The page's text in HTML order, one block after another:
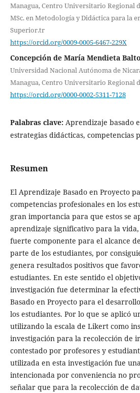
Managua, Centro Universitario Regional
MSc. en Metodología y Didáctica para la
Superior.tr
https://orcid.org/0009-0005-6467-229X
Concepción de María Mendieta
Universidad Nacional Autónoma de
Managua, Centro Universitario Regional
https://orcid.org/0000-0002-5311-7128
Palabras clave: Aprendizaje basado
estrategias didácticas, competencias
Resumen
El Aprendizaje Basado en Proyecto
competencias profesionales en los
gran importancia para que estos se
aprendizaje significativo para la
fuerte componente para el alcance
parte de los estudiantes, por
genera resultados positivos que
estudiantes. En este sentido el
investigación fue determinar la
Basado en Proyecto para el
los estudiantes. Por lo que se aplicó
utilizando la escala de Likert como
investigación para la recolección de
contestado por profesores y
utilizada en esta investigación fue
intencionada por conveniencia no
señalar que para la recolección de